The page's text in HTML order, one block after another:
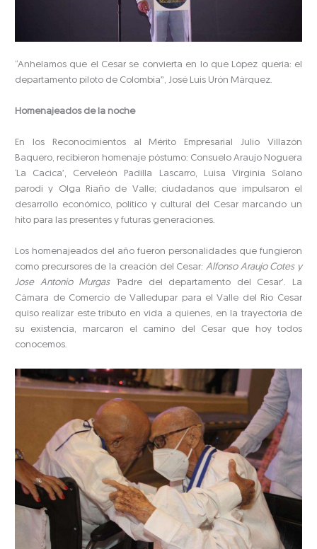
“Anhelamos que el Cesar se convierta en lo que López quería: el
departamento piloto de Colombia”, José Luis Urón Márquez.
Homenajeados de la noche
En los Reconocimientos al Mérito Empresarial Julio Villazón
Baquero, recibieron homenaje póstumo: Consuelo Araujo Noguera
‘La Cacica’, Cerveleón Padilla Lascarro, Luisa Virginia Solano
parodi y Olga Riaño de Valle; ciudadanos que impulsaron el
desarrollo económico, político y cultural del Cesar marcando un
hito para las presentes y futuras generaciones.
Los homenajeados del año fueron personalidades que fungieron
como precursores de la creación del Cesar: Alfonso Araujo Cotes y
Jose Antonio Murgas‘Padre del departamento del Cesar’. La
Cámara de Comercio de Valledupar para el Valle del Río Cesar
quiso realizar este tributo en vida a quienes, en la trayectoria de
su existencia, marcaron el camino del Cesar que hoy todos
conocemos.